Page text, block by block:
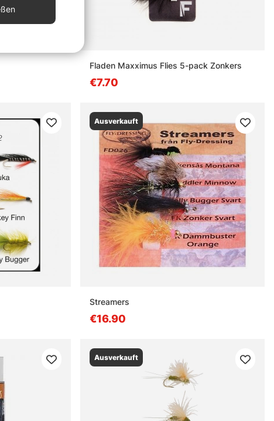
Fladen Maxximus Flies 5-pack Zonkers
€7.70
Ausverkauft
Streamers
€16.90
Ausverkauft